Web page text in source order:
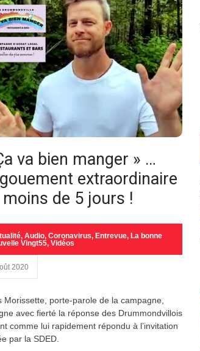
va bien manger » …
extraordinaire
moins de 5 jours !
, Audio, Coronavirus, Entrevue, La bonne
Vingt55, Vidéos
2020
Morissette, porte-parole de la campagne,
avec fierté la réponse des Drummondvillois
comme lui rapidement répondu à l’invitation
par la SDED.